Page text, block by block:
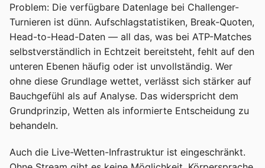
Problem: Die verfügbare Datenlage bei Challenger-
Turnieren ist dünn. Aufschlagstatistiken, Break-Quoten,
Head-to-Head-Daten — all das, was bei ATP-Matches
selbstverständlich in Echtzeit bereitsteht, fehlt auf den
unteren Ebenen häufig oder ist unvollständig. Wer
ohne diese Grundlage wettet, verlässt sich stärker auf
Bauchgefühl als auf Analyse. Das widerspricht dem
Grundprinzip, Wetten als informierte Entscheidung zu
behandeln.
Auch die Live-Wetten-Infrastruktur ist eingeschränkt.